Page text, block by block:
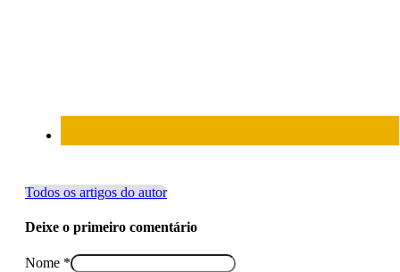
Todos os artigos do autor
Deixe o primeiro comentário
Nome *